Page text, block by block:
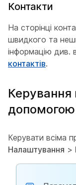
Контакти
На сторінці
швидкого та
інформацію див.
контактів.
Керування
Керувати всіма
Налаштування >